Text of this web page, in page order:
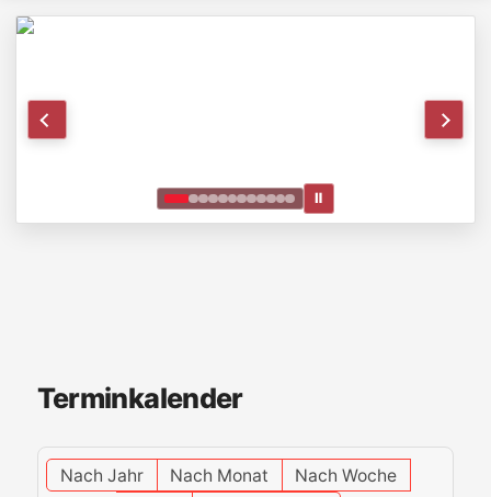
Ⅱ
Terminkalender
Nach Jahr Nach Monat
Nach Woche